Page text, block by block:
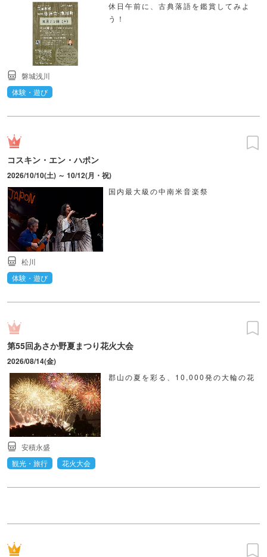
休日午前に、古典落語を鑑賞してみよ
う！
磐城浅川
体験・遊び
コスキン・エン・ハポン
2026/10/10(土) ～ 10/12(月・祝)
国内最大級の中南米音楽祭
松川
体験・遊び
第55回あさか野夏まつり花火大会
2026/08/14(金)
郡山の夏を彩る、10,000発の大輪の花
安積永盛
観光・旅行
花火大会